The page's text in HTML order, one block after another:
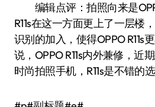
编辑点评：拍照向来是
R11s在这一方面更上了一层楼
识别的加入，使得OPPO R11s
说，OPPO R11s内外兼修，近
时尚拍照手机，R11s是不错的选